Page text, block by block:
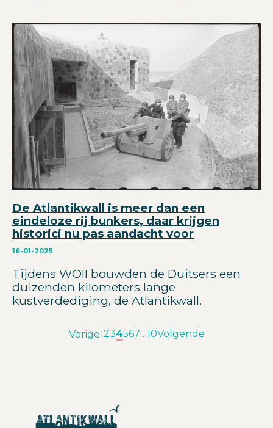
De Atlantikwall is meer dan een
eindeloze rij bunkers, daar krijgen
historici nu pas aandacht voor
16-01-2025
Tijdens WOII bouwden de Duitsers een
duizenden kilometers lange
kustverdediging, de Atlantikwall.
Vorige1234567…10Volgende